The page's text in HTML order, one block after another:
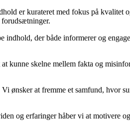
er kurateret med fokus på kvalitet
der både informerer og
kunne skelne mellem fakta og
ønsker at fremme et samfund, hvor
og erfaringer håber vi at motivere